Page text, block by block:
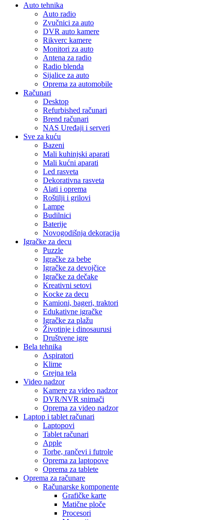
Auto tehnika
Auto radio
Zvučnici za auto
DVR auto kamere
Rikverc kamere
Monitori za auto
Antena za radio
Radio blenda
Sijalice za auto
Oprema za automobile
Računari
Desktop
Refurbished računari
Brend računari
NAS Uređaji i serveri
Sve za kuću
Bazeni
Mali kuhinjski aparati
Mali kućni aparati
Led rasveta
Dekorativna rasveta
Alati i oprema
Roštilji i grilovi
Lampe
Budilnici
Baterije
Novogodišnja dekoracija
Igračke za decu
Puzzle
Igračke za bebe
Igračke za devojčice
Igračke za dečake
Kreativni setovi
Kocke za decu
Kamioni, bageri, traktori
Edukativne igračke
Igračke za plažu
Životinje i dinosaurusi
Društvene igre
Bela tehnika
Aspiratori
Klime
Grejna tela
Video nadzor
Kamere za video nadzor
DVR/NVR snimači
Oprema za video nadzor
Laptop i tablet računari
Laptopovi
Tablet računari
Apple
Torbe, rančevi i futrole
Oprema za laptopove
Oprema za tablete
Oprema za računare
Računarske komponente
Grafičke karte
Matične ploče
Procesori